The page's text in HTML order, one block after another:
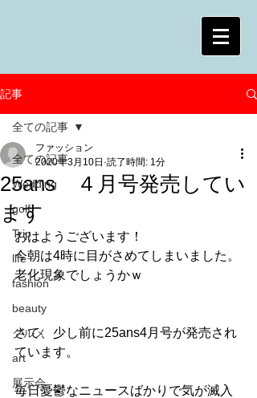
記事
全ての記事
Wedding
golf
Trip
life
fashion
beauty
グルメ
art
展示会
全ての記事
25ans ４月号発売してい
ます
ファッション
2020年3月10日 読了時間: 1分
おはようございます！
今朝は4時に目がさめてしまいました。
老化現象でしょうかｗ
さて、少し前に25ans4月号が発売され
ています。
毎日憂鬱なニュースばかりで気が滅入